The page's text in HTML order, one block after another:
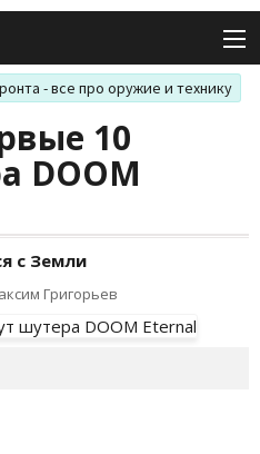
- все про оружие и технику
10
DOOM
с Земли
Григорьев